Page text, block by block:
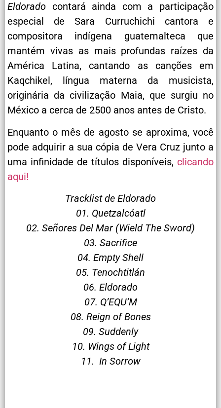
Eldorado contará ainda com a participação
especial de Sara Curruchichi cantora e
compositora indígena guatemalteca que
mantém vivas as mais profundas raízes da
América Latina, cantando as canções em
Kaqchikel, língua materna da musicista,
originária da civilização Maia, que surgiu no
México a cerca de 2500 anos antes de Cristo.
Enquanto o mês de agosto se aproxima, você
pode adquirir a sua cópia de Vera Cruz junto a
uma infinidade de títulos disponíveis, clicando
aqui!
Tracklist de Eldorado
01. Quetzalcóatl
02. Señores Del Mar (Wield The Sword)
03. Sacrifice
04. Empty Shell
05. Tenochtitlán
06. Eldorado
07. Q’EQU’M
08. Reign of Bones
09. Suddenly
10. Wings of Light
11. In Sorrow